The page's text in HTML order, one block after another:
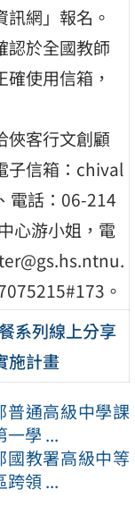
訊網」報名。
認於全國教師
使用信箱，
俠客行文創顧
子信箱：chival
電話：06-214
心游小姐，電
。
系列線上分享
施計畫
普通高級中學課
一學 ...
國教署高級中等
跨領 ...